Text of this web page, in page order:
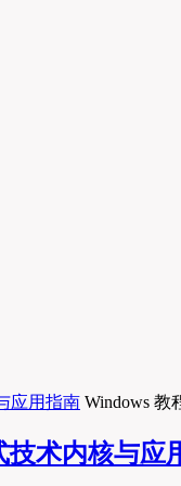
Windows 教
术内核与应